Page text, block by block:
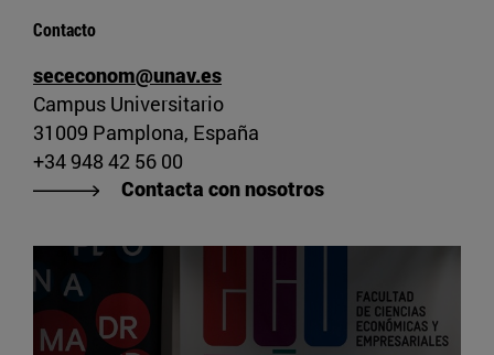
Contacto
sececonom@unav.es
Campus Universitario
31009 Pamplona, España
+34 948 42 56 00
Contacta con nosotros